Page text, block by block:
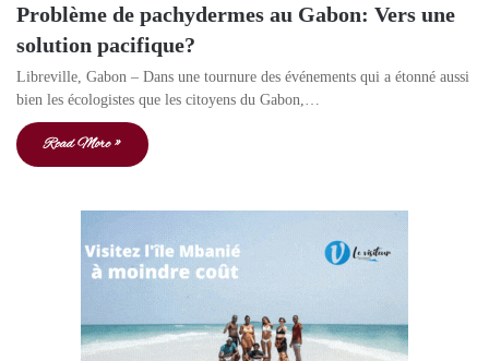
Problème de pachydermes au Gabon: Vers une
solution pacifique?
Libreville, Gabon – Dans une tournure des événements qui a étonné aussi
bien les écologistes que les citoyens du Gabon,…
Read More »